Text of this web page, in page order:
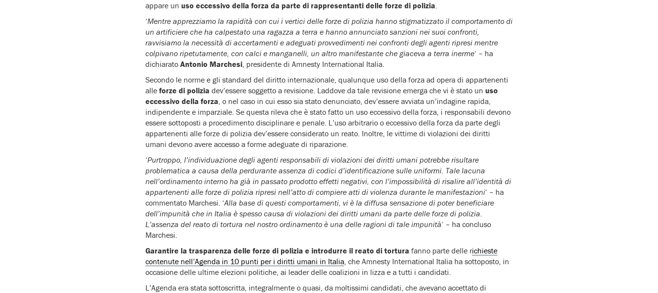
appare un uso eccessivo della forza da parte di rappresentanti delle forze di polizia.
‘Mentre apprezziamo la rapidità con cui i vertici delle forze di polizia hanno stigmatizzato il comportamento di
un artificiere che ha calpestato una ragazza a terra e hanno annunciato sanzioni nei suoi confronti,
ravvisiamo la necessità di accertamenti e adeguati provvedimenti nei confronti degli agenti ripresi mentre
colpivano ripetutamente, con calci e manganelli, un altro manifestante che giaceva a terra inerme‘ – ha
dichiarato Antonio Marchesi, presidente di Amnesty International Italia.
Secondo le norme e gli standard del diritto internazionale, qualunque uso della forza ad opera di appartenenti
alle forze di polizia dev’essere soggetto a revisione. Laddove da tale revisione emerga che vi è stato un uso
eccessivo della forza, o nel caso in cui esso sia stato denunciato, dev’essere avviata un’indagine rapida,
indipendente e imparziale. Se questa rileva che è stato fatto un uso eccessivo della forza, i responsabili devono
essere sottoposti a procedimento disciplinare e penale. L’uso arbitrario o eccessivo della forza da parte degli
appartenenti alle forze di polizia dev’essere considerato un reato. Inoltre, le vittime di violazioni dei diritti
umani devono avere accesso a forme adeguate di riparazione.
‘Purtroppo, l’individuazione degli agenti responsabili di violazioni dei diritti umani potrebbe risultare
problematica a causa della perdurante assenza di codici d’identificazione sulle uniformi. Tale lacuna
nell’ordinamento interno ha già in passato prodotto effetti negativi, con l’impossibilità di risalire all’identità di
appartenenti alle forze di polizia ripresi nell’atto di compiere atti di violenza durante le manifestazioni‘ – ha
commentato Marchesi. ‘Alla base di questi comportamenti, vi è la diffusa sensazione di poter beneficiare
dell’impunità che in Italia è spesso causa di violazioni dei diritti umani da parte delle forze di polizia.
L’assenza del reato di tortura nel nostro ordinamento è una delle ragioni di tale impunità‘ – ha concluso
Marchesi.
Garantire la trasparenza delle forze di polizia e introdurre il reato di tortura fanno parte delle richieste
contenute nell’Agenda in 10 punti per i diritti umani in Italia, che Amnesty International Italia ha sottoposto, in
occasione delle ultime elezioni politiche, ai leader delle coalizioni in lizza e a tutti i candidati.
L’Agenda era stata sottoscritta, integralmente o quasi, da moltissimi candidati, che avevano accettato di